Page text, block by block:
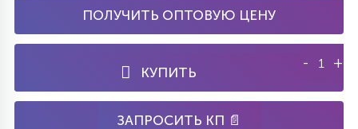
ПОЛУЧИТЬ ОПТОВУЮ ЦЕНУ
КУПИТЬ
- +
ЗАПРОСИТЬ КП 📄